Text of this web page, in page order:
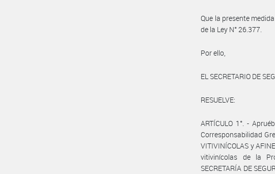
Que la presente
de la Ley N° 26.377.
Por ello,
EL SECRETARIO DE
RESUELVE:
ARTÍCULO 1°. -
Corresponsabilidad
VITIVINÍCOLAS y
vitivinícolas de la
SECRETARÍA DE